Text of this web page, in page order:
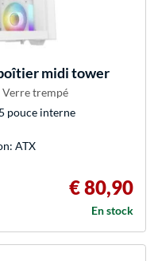
midi tower
Verre trempé
pouce interne
ATX
€ 80,90
En stock